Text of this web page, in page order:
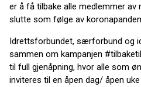
er å få tilbake alle medlemmer
slutte som følge av
Idrettsforbundet, særforbund og
sammen om kampanjen
til full gjenåpning, hvor alle som
inviteres til en åpen dag/ åpen